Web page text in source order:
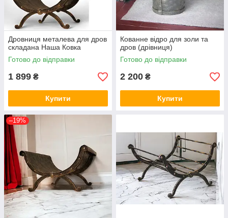
Дровниця металева для дров
складана Наша Ковка
Готово до відправки
1 899 ₴
Купити
Кованне відро для золи та
дров (дрівниця)
Готово до відправки
2 200 ₴
Купити
–19%